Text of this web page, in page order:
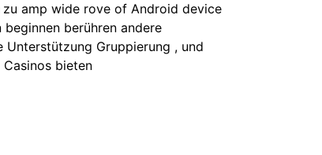
amp wide rove of Android device
berühren andere
Gruppierung , und
bieten